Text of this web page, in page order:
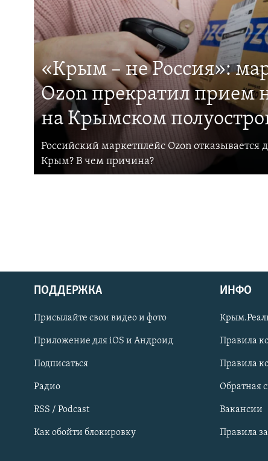
Українською
Qırımtatar
ПРИСОЕДИНЯЙТЕСЬ!
«Крым – не Россия»:
Ozon прекратил прием
на Крымском
Российский маркетплейс Ozon отказывается
Крым? В чем причина?
ПОДДЕРЖКА
Присылайте свои видео и фото
Приложение для iOS и Андроид
Подписаться
Радио
RSS / Podcast
Как обойти блокировку
ИНФО
Правила
Правила
Обратная
Вакансии
Правила